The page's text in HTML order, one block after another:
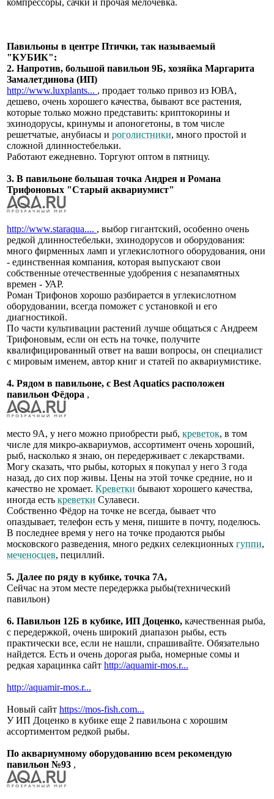
Павильоны в центре Птички, так называемый
"КУБИК":
2. Напротив, большой павильон 9Б, хозяйка Маргарита
Замалетдинова (ИП)
http://www.luxplants... , продает только привоз из ЮВА,
дешево, очень хорошего качества, бывают все растения,
которые только можно представить: криптокорины и
эхинодорусы, кринумы и апоногетоны, в том числе
решетчатые, анубиасы и роголистники, много простой и
сложной длинностебельки.
Работают ежедневно. Торгуют оптом в пятницу.
3. В павильоне большая точка Андрея и Романа
Трифоновых "Старый аквариумист"
http://www.staraqua.... , выбор гигантский, особенно очень
редкой длинностебельки, эхинодорусов и оборудования:
много фирменных ламп и углекислотного оборудования, они
- единственная компания, которая выпускают свои
собственные отечественные удобрения с незапамятных
времен - УАР.
Роман Трифонов хорошо разбирается в углекислотном
оборудовании, всегда поможет с установкой и его
диагностикой.
По части культивации растений лучше общаться с Андреем
Трифоновым, если он есть на точке, получите
квалифицированный ответ на ваши вопросы, он специалист
с мировым именем, автор книг и статей по аквариумистике.
4. Рядом в павильоне, с Best Aquatics расположен
павильон Фёдора ,
место 9А, у него можно приобрести рыб, креветок, в том
числе для микро-аквариумов, ассортимент очень хороший,
рыб, насколько я знаю, он передерживает с лекарствами.
Могу сказать, что рыбы, которых я покупал у него 3 года
назад, до сих пор живы. Цены на этой точке средние, но и
качество не хромает. Креветки бывают хорошего качества,
иногда есть креветки Сулавеси.
Собственно Фёдор на точке не всегда, бывает что
опаздывает, телефон есть у меня, пишите в почту, поделюсь.
В последнее время у него на точке продаются рыбы
московского разведения, много редких селекционных гуппи,
меченосцев, пециллий.
5. Далее по ряду в кубике, точка 7А,
Сейчас на этом месте передержка рыбы(технический
павильон)
6. Павильон 12Б в кубике, ИП Доценко, качественная рыба,
с передержкой, очень широкий диапазон рыбы, есть
практически все, если не нашли, спрашивайте. Обязательно
найдется. Есть и очень дорогая рыба, номерные сомы и
редкая харацинка сайт http://aquamir-mos.r...
http://aquamir-mos.r...
Новый сайт https://mos-fish.com...
У ИП Доценко в кубике еще 2 павильона с хорошим
ассортиментом редкой рыбы.
По аквариумному оборудованию всем рекомендую
павильон №93 ,